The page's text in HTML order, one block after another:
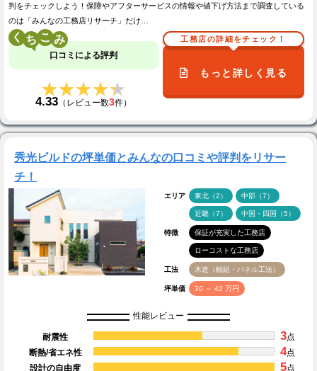
判をチェックしよう！保障やアフターサービスの情報や値下げ方法まで調査している
のは「みんなの工務店リサーチ」だけ…
く こ
口コミによる評判
★★★★★
★★★★★
4.33 （レビュー数3件）
工務店の詳細をチェック！
もっと詳しく見る
秀光ビルドの坪単価とみんなの口コミや評判をリサー
チ！
エリア 東北（2） 中部（7）
近畿（7） 中国・四国（5）
特徴 保証が充実した工務店
ローコストな工務店
工法 木造（軸組・パネル工法）
坪単価 30 ～ 42 万円
性能レビュー
耐震性 3点
断熱/省エネ性
4点
設計の自由度
5点